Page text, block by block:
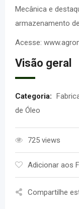
Mecânica e
armazenamento
Acesse:
Visão geral
Categoria:
de Óleo
725 views
Adicionar aos
Compartilhe